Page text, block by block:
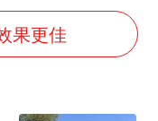
13岁少年白天写作业晚上夜市炒粉
方公布5项措施
果更佳